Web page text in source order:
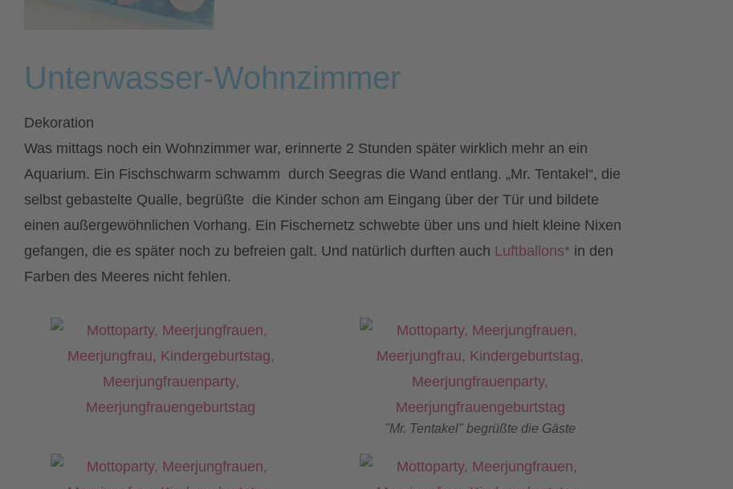
Unterwasser-Wohnzimmer
Dekoration
Was mittags noch ein Wohnzimmer war, erinnerte 2 Stunden später wirklich mehr an ein
Aquarium. Ein Fischschwarm schwamm durch Seegras die Wand entlang. „Mr. Tentakel“, die
selbst gebastelte Qualle, begrüßte die Kinder schon am Eingang über der Tür und bildete
einen außergewöhnlichen Vorhang. Ein Fischernetz schwebte über uns und hielt kleine Nixen
gefangen, die es später noch zu befreien galt. Und natürlich durften auch Luftballons* in den
Farben des Meeres nicht fehlen.
"Mr. Tentakel" begrüßte die Gäste